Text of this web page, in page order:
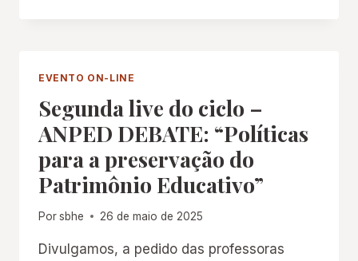
IMPRENSA
(PROMIM)
EVENTO ON-LINE
Segunda live do ciclo –
ANPED DEBATE: “Políticas
para a preservação do
Patrimônio Educativo”
Porsbhe 26 de maio de 2025
Divulgamos, a pedido das professoras